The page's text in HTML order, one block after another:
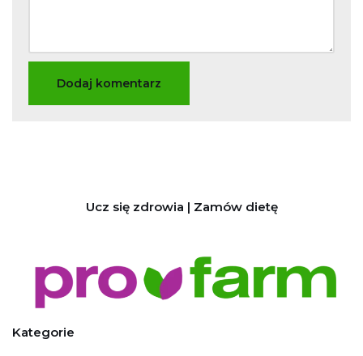
Ucz się zdrowia | Zamów dietę
Kategorie